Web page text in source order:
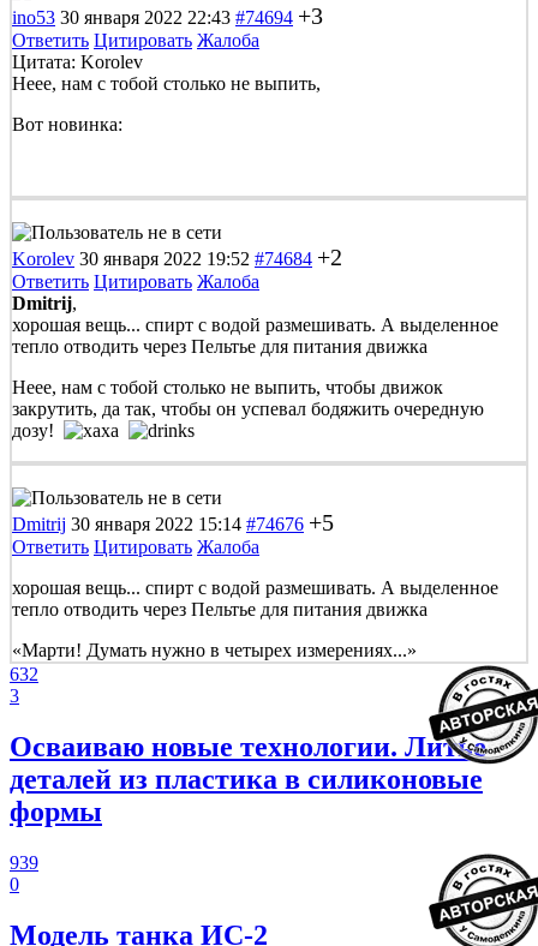
ino53 30 января 2022 22:43 #74694 +3
Ответить Цитировать Жалоба
Цитата: Korolev
Неее, нам с тобой столько не выпить,
Вот новинка:
Korolev 30 января 2022 19:52 #74684 +2
Ответить Цитировать Жалоба
Dmitrij,
хорошая вещь... спирт с водой размешивать. А выделенное
тепло отводить через Пельтье для питания движка
Неее, нам с тобой столько не выпить, чтобы движок
закрутить, да так, чтобы он успевал бодяжить очередную
дозу!
Dmitrij 30 января 2022 15:14 #74676 +5
Ответить Цитировать Жалоба
хорошая вещь... спирт с водой размешивать. А выделенное
тепло отводить через Пельтье для питания движка
«Марти! Думать нужно в четырех измерениях...»
632
3
Осваиваю новые технологии. Литье
деталей из пластика в силиконовые
формы
939
0
Модель танка ИС-2